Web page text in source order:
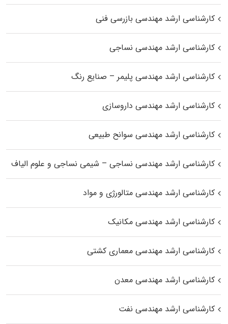
کارشناسی ارشد مهندسی بازرسی فنی
کارشناسی ارشد مهندسی نساجی
کارشناسی ارشد مهندسی پلیمر – صنایع رنگ
کارشناسی ارشد مهندسی داروسازی
کارشناسی ارشد مهندسی سوانح طبیعی
کارشناسی ارشد مهندسی نساجی – شیمی نساجی و علوم الیاف
کارشناسی ارشد مهندسی متالورژی و مواد
کارشناسی ارشد مهندسی مکانیک
کارشناسی ارشد مهندسی معماری کشتی
کارشناسی ارشد مهندسی معدن
کارشناسی ارشد مهندسی نفت